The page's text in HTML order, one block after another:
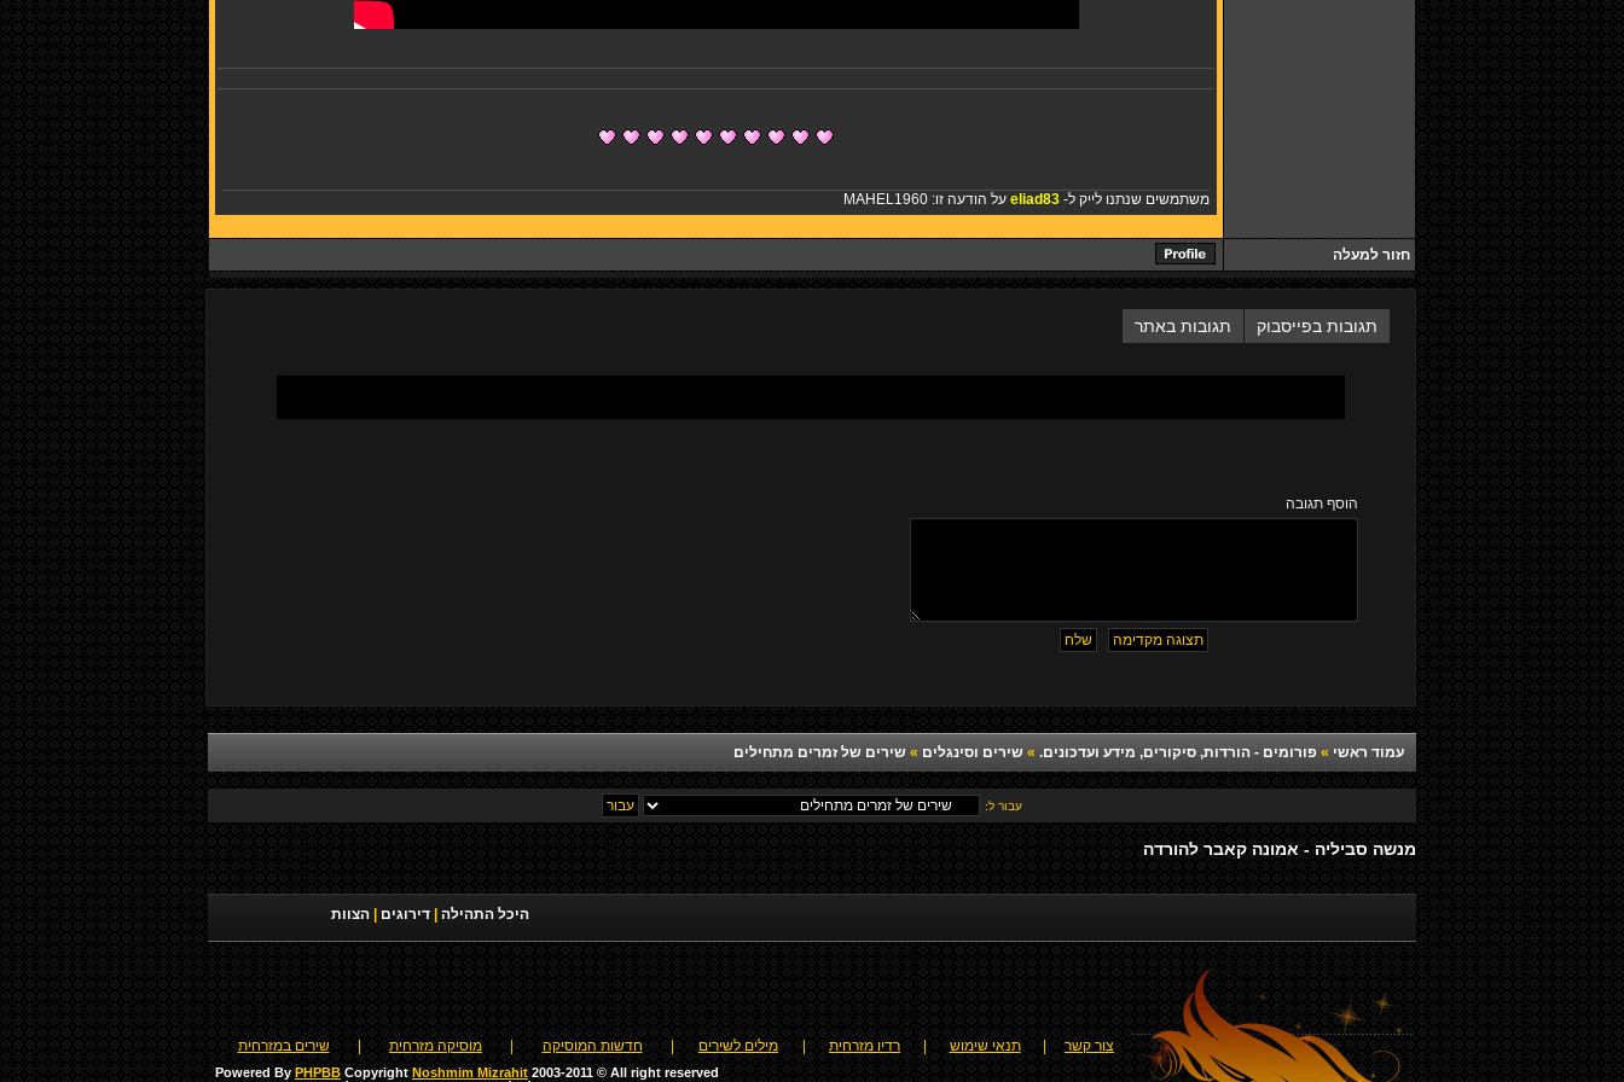
משתמשים שנתנו לייק ל- eliad83 על הודעה זו: MAHEL1960
חזור למעלה
תגובות בפייסבוק תגובות באתר
הוסף תגובה
עמוד ראשי » פורומים - הורדות, סיקורים, מידע ועדכונים. » שירים וסינגלים » שירים של זמרים מתחילים
עבור ל:
מנשה סביליה - אמונה קאבר להורדה
היכל התהילה דירוגים הצוות
צור קשר תנאי שימוש רדיו מזרחית מילים לשירים חדשות המוסיקה מוסיקה מזרחית שירים במזרחית
Powered By PHPBB Copyright Noshmim Mizrahit 2003-2011 © All right reserved